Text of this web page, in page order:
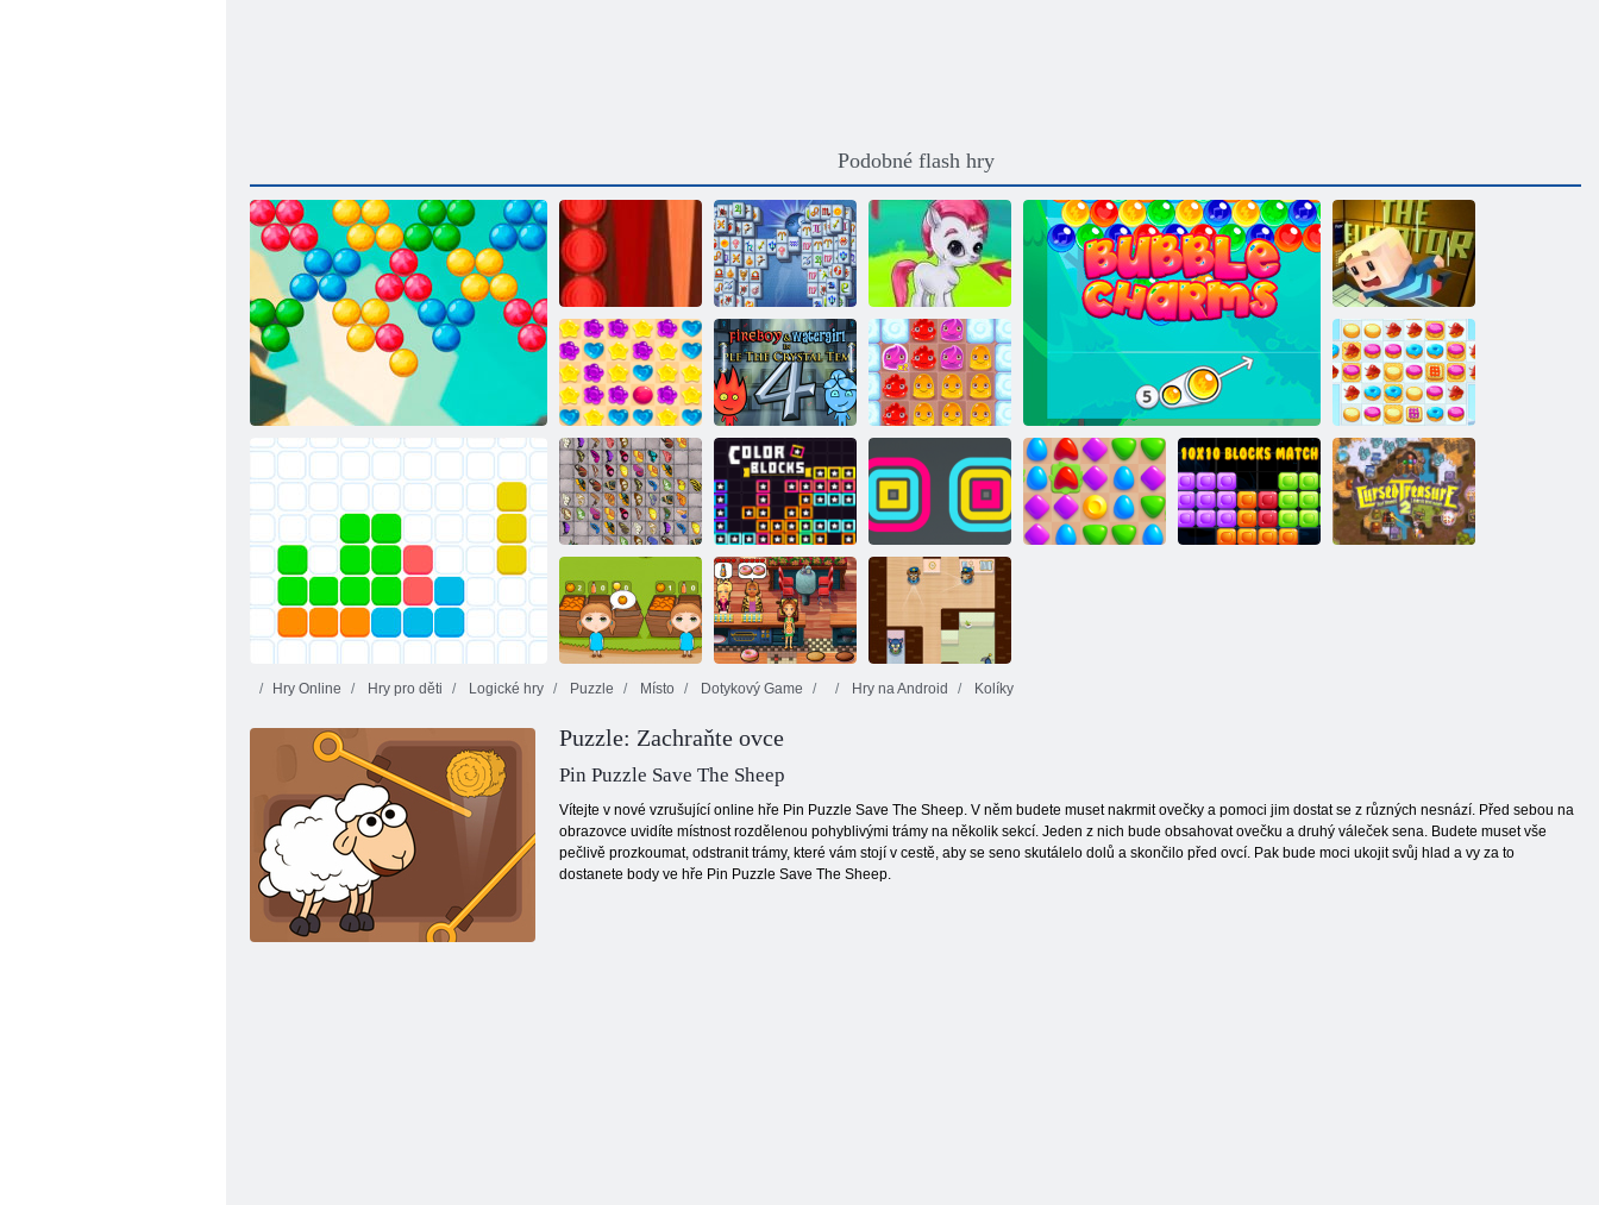
Podobné flash hry
Bubble Shooter: Nekonečno
Klasický
backgammon
Mahjong
Fortuna
Gems: Bubbles
Kogama:
Zvedněte
Candy Rain 5 Oheň a Voda 4
Jedenáct jedenáct
Pudding Land 2 Cookie Crush 2
Mahjong s
motýly
Barevné bloky
Stohovací
zařízení
Orange ranč
Cafe Emily:
Nový začátek
Hry Online Hry pro děti Logické hry Puzzle Místo Dotykový Game Hry na Android Kolíky
Puzzle: Zachraňte ovce
Pin Puzzle Save The Sheep
Vítejte v nové vzrušující online hře Pin Puzzle Save The Sheep. V něm budete muset nakrmit ovečky a pomoci jim dostat se z různých nesnází. Před sebou na
obrazovce uvidíte místnost rozdělenou pohyblivými trámy na několik sekcí. Jeden z nich bude obsahovat ovečku a druhý váleček sena. Budete muset vše
pečlivě prozkoumat, odstranit trámy, které vám stojí v cestě, aby se seno skutálelo dolů a skončilo před ovcí. Pak bude moci ukojit svůj hlad a vy za to
dostanete body ve hře Pin Puzzle Save The Sheep.